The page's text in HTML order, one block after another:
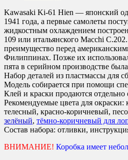
Kawasaki Ki-61 Hien — японский
1941 года, а первые самолеты
жидкостным охлаждением
109 или итальянского Macchi
преимущество перед
Филиппинах. Позже их
пята в серийном производстве
Набор деталей из пластмассы для
Модель собирается при помощи
Клей и краски продаются отдельно
Рекомендуемые цвета для окраски:
телесный, красно-коричневый,
зелёный, тёмно-коричневый для
Состав набора: отливки,
ВНИМАНИЕ! Коробка имеет